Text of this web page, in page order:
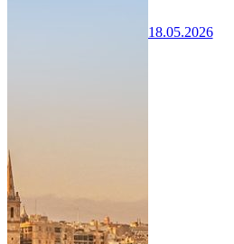
18.05.2026